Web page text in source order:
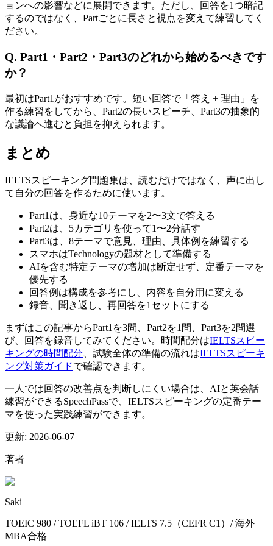
ョンへの影響などに展開できます。ただし、回答を1つ暗記
するのではなく、Partごとに長さと視点を変えて練習してく
ださい。
Q. Part1・Part2・Part3のどれから始めるべきです
か？
最初はPart1がおすすめです。短い回答で「答え + 理由」を
作る練習をしてから、Part2の長いスピーチ、Part3の抽象的
な議論へ進むと負担を抑えられます。
まとめ
IELTSスピーキング問題集は、読むだけではなく、声に出し
て自分の回答を作るために使います。
Part1は、身近な10テーマを2〜3文で答える
Part2は、5カテゴリを使って1〜2分話す
Part3は、8テーマで意見、理由、具体例を練習する
スマホはTechnologyの題材として準備する
AIを含む特定テーマの増加は断定せず、定番テーマを
優先する
回答例は構成を参考にし、内容を自分用に変える
録音、聞き返し、再回答を1セットにする
まずはこの記事からPart1を3問、Part2を1問、Part3を2問選
び、回答を録音してみてください。時間配分はIELTSスピー
キングの時間配分、試験全体の準備の流れはIELTSスピーキ
ング対策ガイドで確認できます。
一人では回答の改善点を判断しにくい場合は、AIと英会話
練習ができるSpeechPassで、IELTSスピーキングの定番テー
マを使った実践練習ができます。
更新: 2026-06-07
著者
Saki
TOEIC 980 / TOEFL iBT 106 / IELTS 7.5（CEFR C1）/ 海外
MBA合格